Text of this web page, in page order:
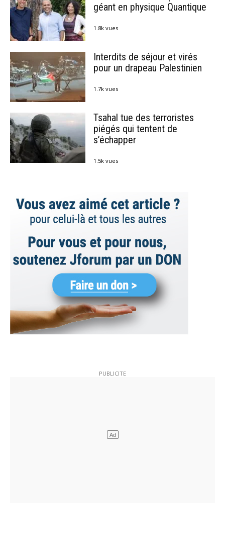
géant en physique Quantique
1.8k vues
Interdits de séjour et virés
pour un drapeau Palestinien
1.7k vues
Tsahal tue des terroristes
piégés qui tentent de
s’échapper
1.5k vues